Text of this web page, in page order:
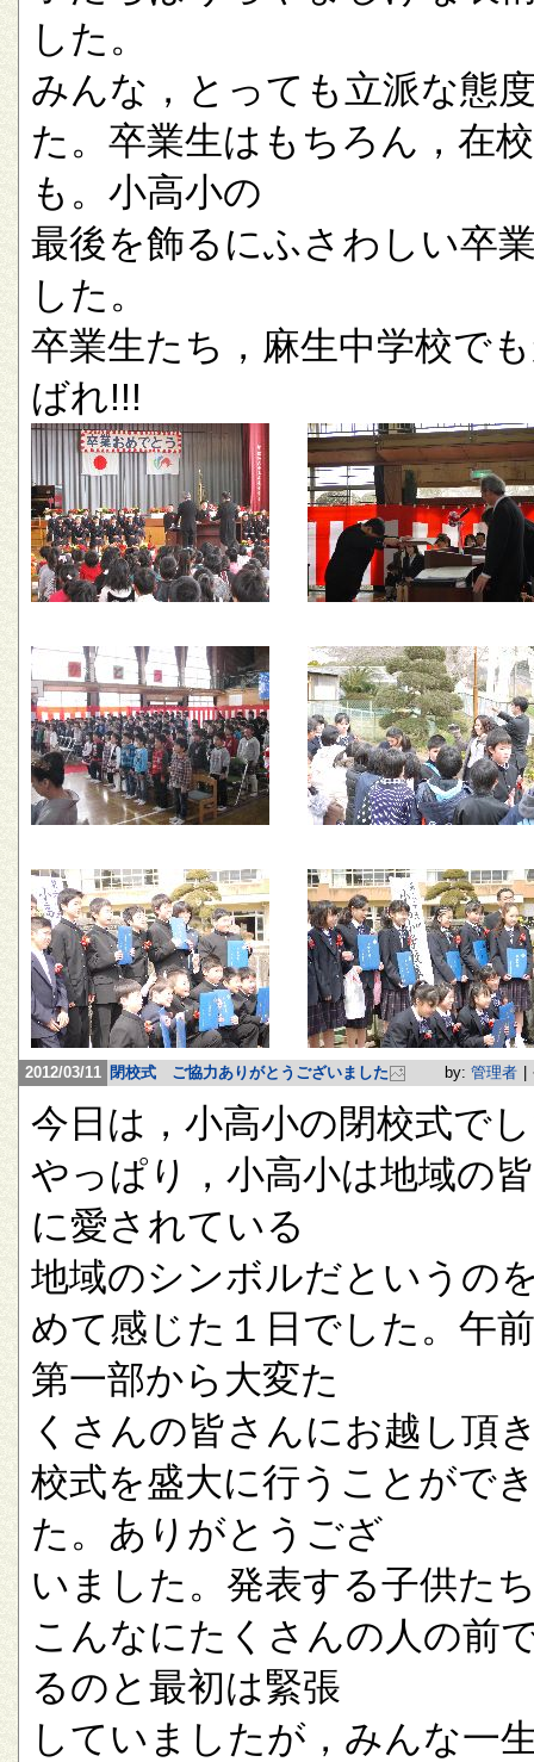
した。
みんな，とっても立派な態
た。卒業生はもちろん，在
も。小高小の
最後を飾るにふさわしい卒
した。
卒業生たち，麻生中学校で
ばれ!!!
2012/03/11 閉校式 ご協力ありがとうございました by: 管理者
今日は，小高小の閉校式で
やっぱり，小高小は地域の
に愛されている
地域のシンボルだというの
めて感じた１日でした。午
第一部から大変た
くさんの皆さんにお越し頂
校式を盛大に行うことがで
た。ありがとうござ
いました。発表する子供た
こんなにたくさんの人の前
るのと最初は緊張
していましたが，みんな一